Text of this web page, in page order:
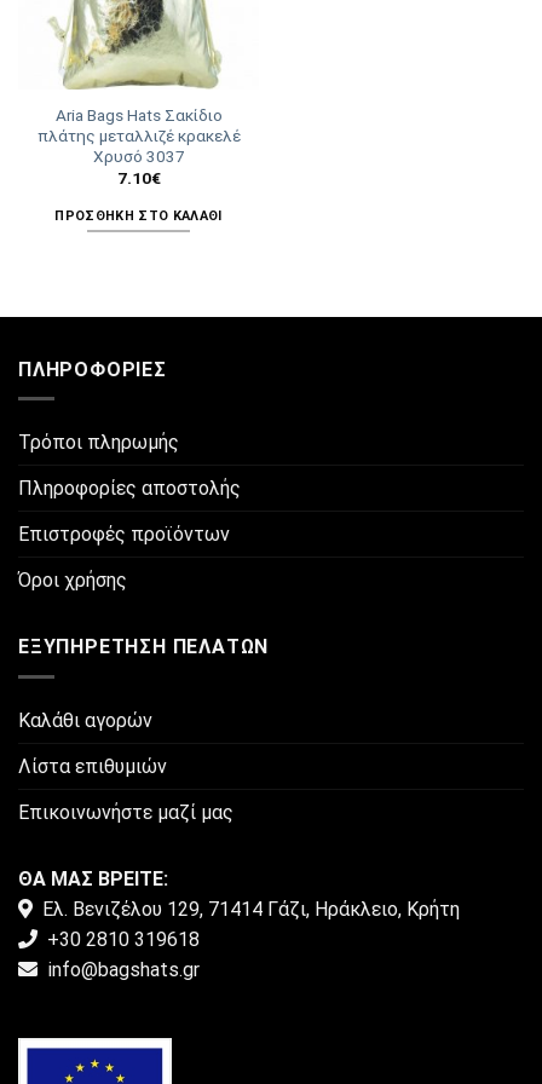
Aria Bags Hats Σακίδιο
πλάτης μεταλλιζέ κρακελέ
Χρυσό 3037
7.10€
ΠΡΟΣΘΉΚΗ ΣΤΟ ΚΑΛΆΘΙ
ΠΛΗΡΟΦΟΡΊΕΣ
Τρόποι πληρωμής
Πληροφορίες αποστολής
Επιστροφές προϊόντων
Όροι χρήσης
ΕΞΥΠΗΡΈΤΗΣΗ ΠΕΛΑΤΏΝ
Καλάθι αγορών
Λίστα επιθυμιών
Επικοινωνήστε μαζί μας
ΘΑ ΜΑΣ ΒΡΕΙΤΕ:
Ελ. Βενιζέλου 129, 71414 Γάζι, Ηράκλειο, Κρήτη
+30 2810 319618
info@bagshats.gr